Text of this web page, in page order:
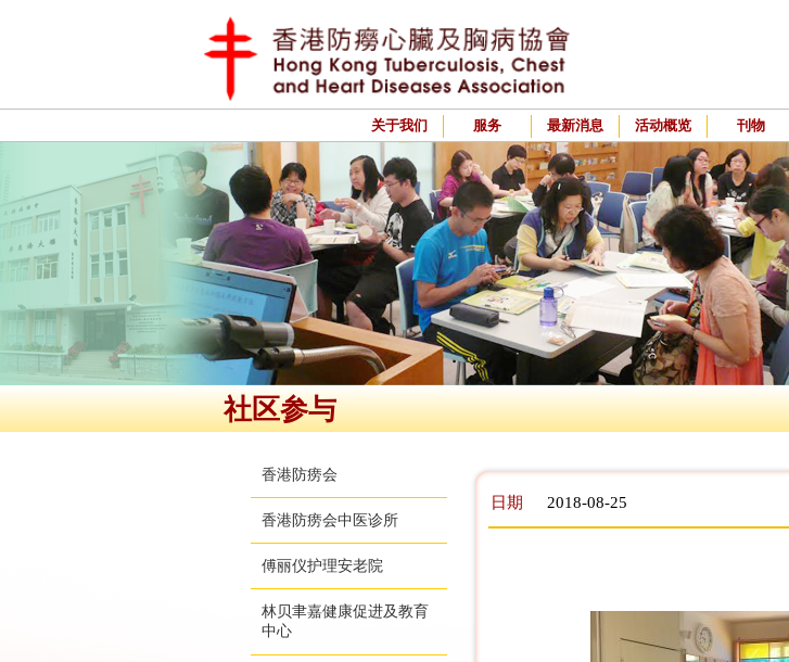
关于我们 服务 最新消息 活动概览 刊物
社区参与
香港防痨会
香港防痨会中医诊所
傅丽仪护理安老院
林贝聿嘉健康促进及教育
中心
日期 2018-08-25